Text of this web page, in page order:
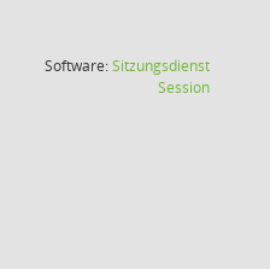
Software:Sitzungsdienst
Session(Wird in